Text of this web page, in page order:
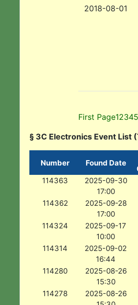
2018-08-01
First Page12345
§ 3C Electronics Event List
Number Found Date
114363
2025-09-30
17:00
114362
2025-09-28
17:00
114324
2025-09-17
10:00
114314
2025-09-02
16:44
114280
2025-08-26
15:30
114278
2025-08-26